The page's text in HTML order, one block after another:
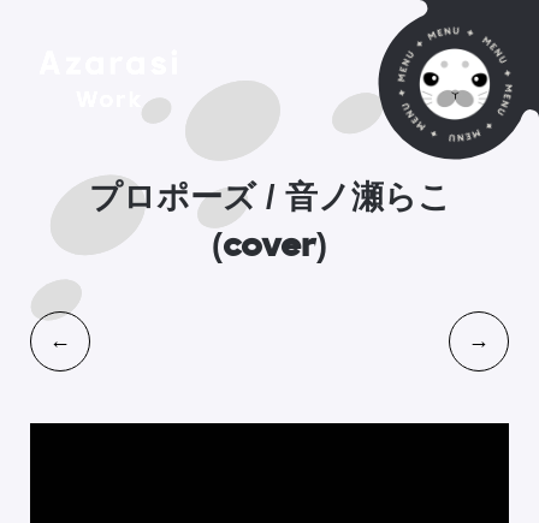
プロポーズ / 音ノ瀬らこ
(cover)
← →